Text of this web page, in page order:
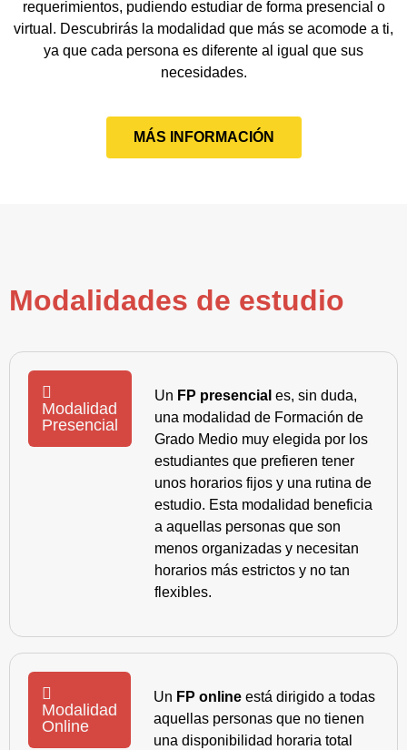
requerimientos, pudiendo estudiar de forma presencial o
virtual. Descubrirás la modalidad que más se acomode a ti,
ya que cada persona es diferente al igual que sus
necesidades.
MÁS INFORMACIÓN
Modalidades de estudio
Modalidad
Presencial
Un FP presencial es, sin duda,
una modalidad de Formación de
Grado Medio muy elegida por los
estudiantes que prefieren tener
unos horarios fijos y una rutina de
estudio. Esta modalidad beneficia
a aquellas personas que son
menos organizadas y necesitan
horarios más estrictos y no tan
flexibles.
Modalidad
Online
Un FP online está dirigido a todas
aquellas personas que no tienen
una disponibilidad horaria total